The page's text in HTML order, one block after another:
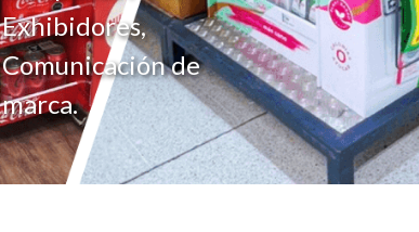
Para influir en la
experiencia de
compra.